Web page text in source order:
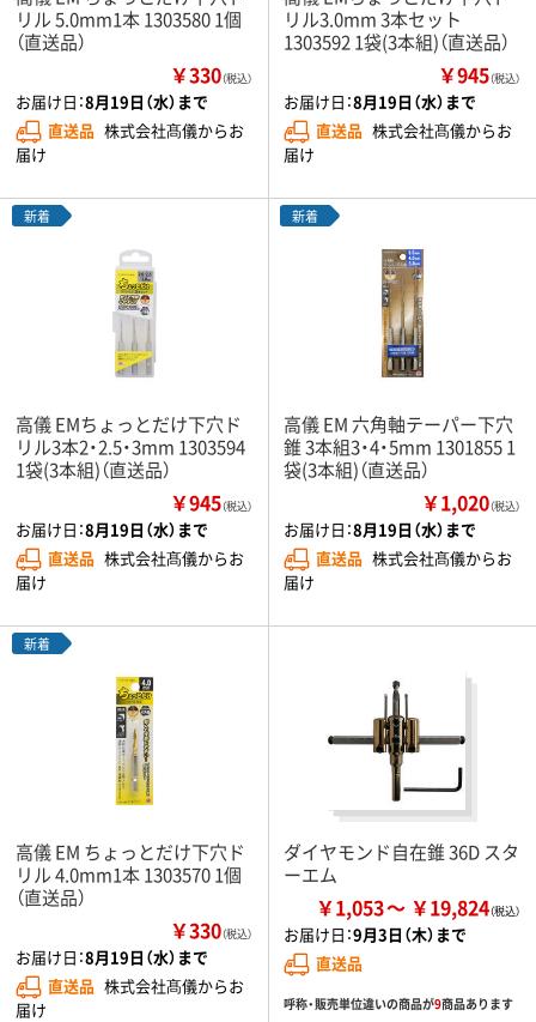
リル 5.0mm1本 1303580 1個
（直送品）
￥330（税込）
お届け日：8月19日（水）まで
直送品 株式会社髙儀からお
届け
リル3.0mm 3本セット
1303592 1袋(3本組)（直送品）
￥945（税込）
お届け日：8月19日（水）まで
直送品 株式会社髙儀からお
届け
新着
高儀 EMちょっとだけ下穴ド
リル3本2・2.5・3mm 1303594
1袋(3本組)（直送品）
￥945（税込）
お届け日：8月19日（水）まで
直送品 株式会社髙儀からお
届け
新着
高儀 EM 六角軸テーパー下穴
錐 3本組3・4・5mm 1301855 1
袋(3本組)（直送品）
￥1,020（税込）
お届け日：8月19日（水）まで
直送品 株式会社髙儀からお
届け
新着
高儀 EM ちょっとだけ下穴ド
リル 4.0mm1本 1303570 1個
（直送品）
￥330（税込）
お届け日：8月19日（水）まで
直送品 株式会社髙儀からお
届け
ダイヤモンド自在錐 36D スタ
ーエム
￥1,053 ￥19,824
お届け日：9月3日（木）まで
直送品
呼称・販売単位違いの商品が9商品あります